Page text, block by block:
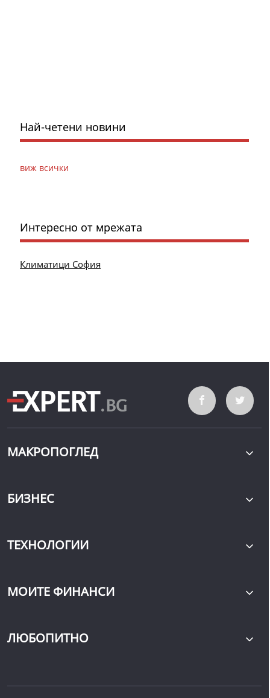
Най-четени новини
виж всички
Интересно от мрежата
Климатици София
МАКРОПОГЛЕД
БИЗНЕС
ТЕХНОЛОГИИ
МОИТЕ ФИНАНСИ
ЛЮБОПИТНО